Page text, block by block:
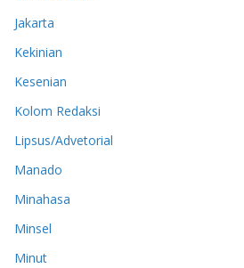
Jakarta
Kekinian
Kesenian
Kolom Redaksi
Lipsus/Advetorial
Manado
Minahasa
Minsel
Minut